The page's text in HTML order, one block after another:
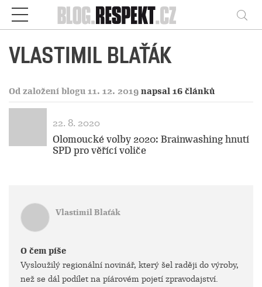
Respekt
VLASTIMIL BLAŤÁK
Od založení blogu 11. 12. 2019 napsal 16 článků
22. 8. 2020
Olomoucké volby 2020: Brainwashing hnutí
SPD pro věřící voliče
Vlastimil Blaťák
O čem píše
Vysloužilý regionální novinář, který šel raději do výroby,
než se dál podílet na píárovém pojetí zpravodajství.